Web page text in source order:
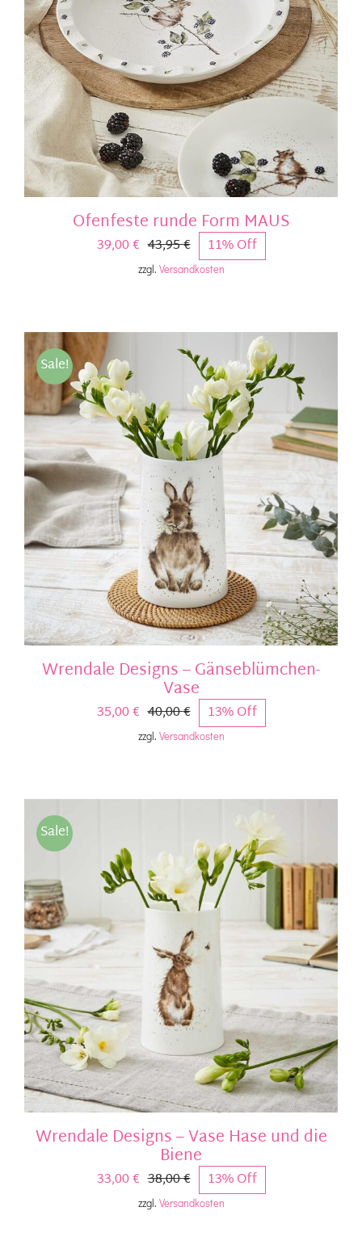
Ofenfeste runde Form MAUS
43,95€Ursprünglicher
Preis
43,95 €
39,00€
Aktueller
Preis
39,00 €.
11% Off
zzgl. Versandkosten
Sale!
Wrendale Designs – Gänseblümchen-
Vase
40,00€Ursprünglicher
Preis
40,00 €
35,00€
Aktueller
Preis
35,00 €.
13% Off
zzgl. Versandkosten
Sale!
Wrendale Designs – Vase Hase und die
Biene
38,00€Ursprünglicher
Preis
33,00€
Aktueller
Preis
13% Off
zzgl. Versandkosten